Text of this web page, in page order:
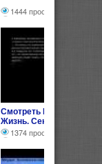
1444 просмотра
Смотреть МММ-2013
Жизнь. Сенсация 2012
1374 просмотра